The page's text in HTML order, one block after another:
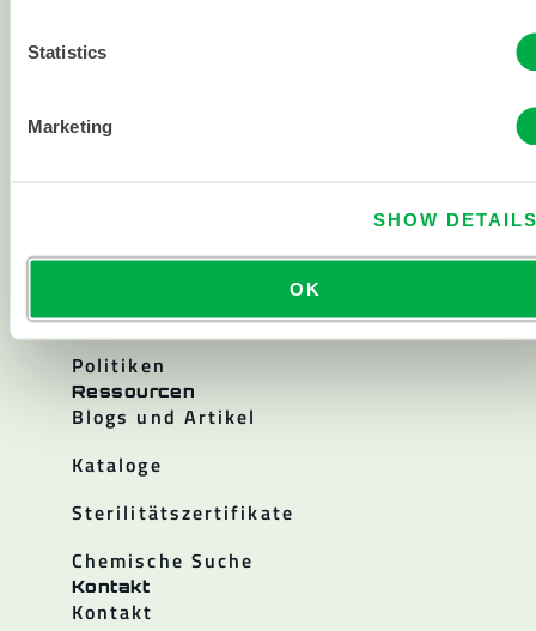
Statistics
Marketing
SHOW
OK
Karriere
Investor Relations
Politiken
Ressourcen
Blogs und Artikel
Kataloge
Sterilitätszertifikate
Chemische Suche
Kontakt
Kontakt